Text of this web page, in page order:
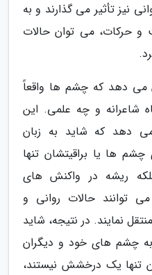
نیز تأثیر می گذارند و به
و حرکات، می توان حالات
می دهد که چشم ها واقعاً
شاعرانه و چه علمی. این
می دهد که شاید به زبان
ها یا براقیتشان تنها
ریشه در واکنش های
توانند حالات روانی و
نمایند. در نتیجه، شاید
چشم های خود و دیگران
تنها یک درخشش نیستند،